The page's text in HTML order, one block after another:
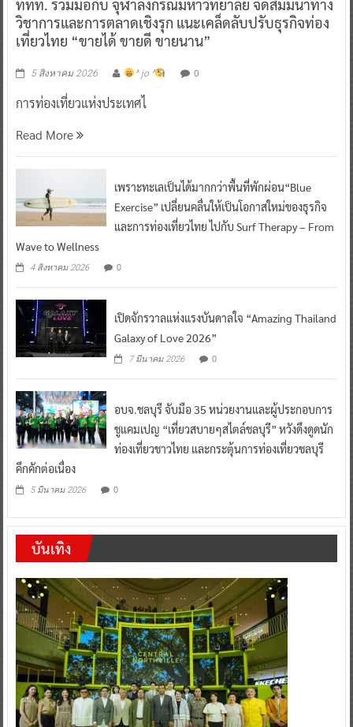
ททท. ร่วมมือกับ จุฬาลงกรณ์มหาวิทยาลัย จัดสัมมนาทาง
วิชาการและการตลาดเชิงรุก แนะเคล็ดลับปรับธุรกิจท่อง
เที่ยวไทย “ขายได้ ขายดี ขายนาน”
5 สิงหาคม 2026 ^ jo ^ 0
การท่องเที่ยวแห่งประเทศไ
Read More
เพราะทะเลเป็นได้มากกว่าพื้นที่พักผ่อน“Blue
Exercise” เปลี่ยนคลื่นให้เป็นโอกาสใหม่ของธุรกิจ
และการท่องเที่ยวไทย ไปกับ Surf Therapy – From
Wave to Wellness
4 สิงหาคม 2026 0
เปิดจักรวาลแห่งแรงบันดาลใจ “Amazing Thailand
Galaxy of Love 2026”
7 มีนาคม 2026 0
อบจ.ชลบุรี จับมือ 35 หน่วยงานและผู้ประกอบการ
ชูแคมเปญ “เที่ยวสบายๆสไตล์ชลบุรี” หวังดึงดูดนัก
ท่องเที่ยวชาวไทย และกระตุ้นการท่องเที่ยวชลบุรี
คึกคักต่อเนื่อง
5 มีนาคม 2026 0
บันเทิง